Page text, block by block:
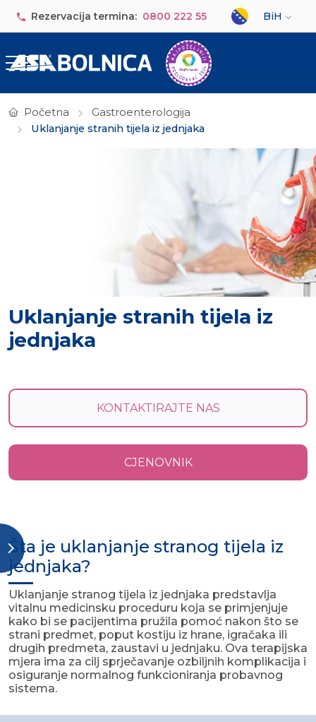
Rezervacija termina: 0800 222 55
Select your
BiH
Početna
Gastroenterologija
Uklanjanje stranih tijela iz jednjaka
Uklanjanje stranih tijela iz
jednjaka
KONTAKTIRAJTE NAS
CJENOVNIK
Šta je uklanjanje stranog tijela iz
jednjaka?
Uklanjanje stranog tijela iz jednjaka predstavlja
vitalnu medicinsku proceduru koja se primjenjuje
kako bi se pacijentima pružila pomoć nakon što se
strani predmet, poput kostiju iz hrane, igračaka ili
drugih predmeta, zaustavi u jednjaku. Ova terapijska
mjera ima za cilj sprječavanje ozbiljnih komplikacija i
osiguranje normalnog funkcioniranja probavnog
sistema.